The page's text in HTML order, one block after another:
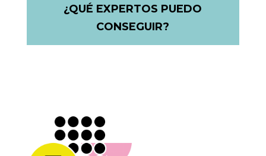
¿QUÉ EXPERTOS PUEDO
CONSEGUIR?